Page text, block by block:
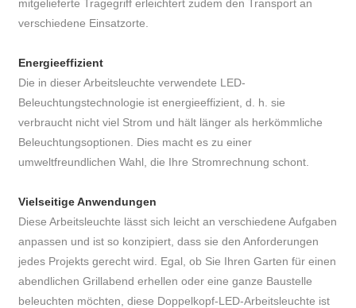
mitgelieferte Tragegriff erleichtert zudem den Transport an
verschiedene Einsatzorte.
Energieeffizient
Die in dieser Arbeitsleuchte verwendete LED-
Beleuchtungstechnologie ist energieeffizient, d. h. sie
verbraucht nicht viel Strom und hält länger als herkömmliche
Beleuchtungsoptionen. Dies macht es zu einer
umweltfreundlichen Wahl, die Ihre Stromrechnung schont.
Vielseitige Anwendungen
Diese Arbeitsleuchte lässt sich leicht an verschiedene Aufgaben
anpassen und ist so konzipiert, dass sie den Anforderungen
jedes Projekts gerecht wird. Egal, ob Sie Ihren Garten für einen
abendlichen Grillabend erhellen oder eine ganze Baustelle
beleuchten möchten, diese Doppelkopf-LED-Arbeitsleuchte ist